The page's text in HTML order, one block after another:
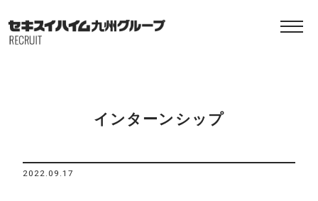
インターンシップ
2022.09.17